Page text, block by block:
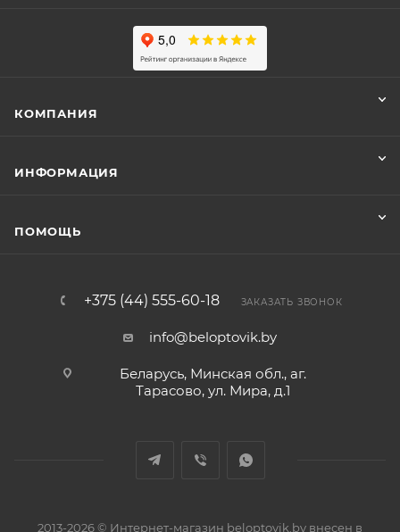
КОМПАНИЯ
ИНФОРМАЦИЯ
ПОМОЩЬ
+375 (44) 555-60-18 ЗАКАЗАТЬ ЗВОНОК
info@beloptovik.by
Беларусь, Минская обл., аг.
Тарасово, ул. Мира, д.1
2013-2026 © Интернет-магазин beloptovik.by внесен в